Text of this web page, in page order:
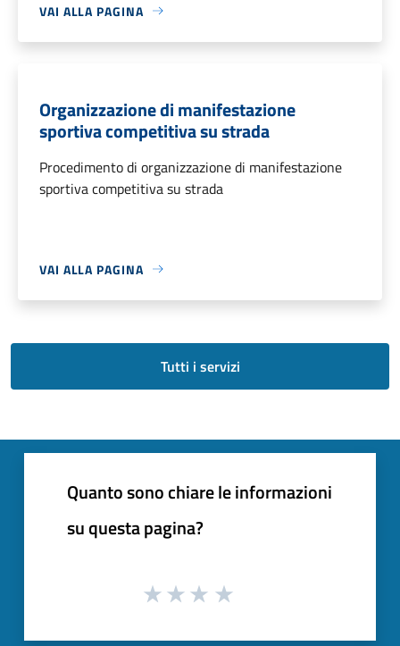
VAI ALLA PAGINA
Organizzazione di manifestazione
sportiva competitiva su strada
Procedimento di organizzazione di manifestazione
sportiva competitiva su strada
VAI ALLA PAGINA
Tutti i servizi
Quanto sono chiare le informazioni
su questa pagina?